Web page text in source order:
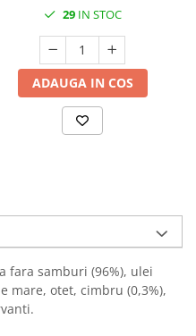
29IN STOC
ADAUGA IN COS
fara samburi (96%), ulei
mare, otet, cimbru (0,3%),